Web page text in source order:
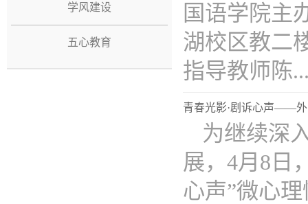
学风建设
五心教育
国语学院主
湖校区教二
指导教师陈
青春光影·剧诉心声——
为继续深
展，4月8日
心声”微心